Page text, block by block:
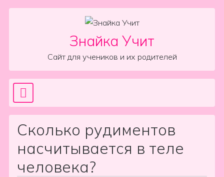
Знайка Учит
Сайт для учеников и их родителей
Main Navigation
Сколько рудиментов
насчитывается в теле
человека?